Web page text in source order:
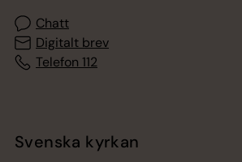
Chatt
Digitalt brev
Telefon 112
Svenska kyrkan